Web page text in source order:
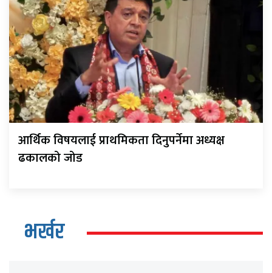
आर्थिक विषयलाई प्राथमिकता दिनुपर्नेमा अध्यक्ष
ढकालको जोड
भर्खर